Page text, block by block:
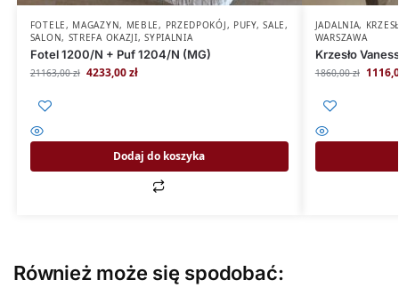
FOTELE, MAGAZYN, MEBLE, PRZEDPOKÓJ, PUFY,SALE,
SALON, STREFA OKAZJI,SYPIALNIA
Fotel 1200/N + Puf 1204/N (MG)
21163,00zł 4233,00zł
Dodaj do koszyka
JADALNIA,
WARSZAWA
Krzesło
1860,00zł
Również może się spodobać: